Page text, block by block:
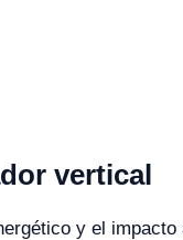
vertical
y el